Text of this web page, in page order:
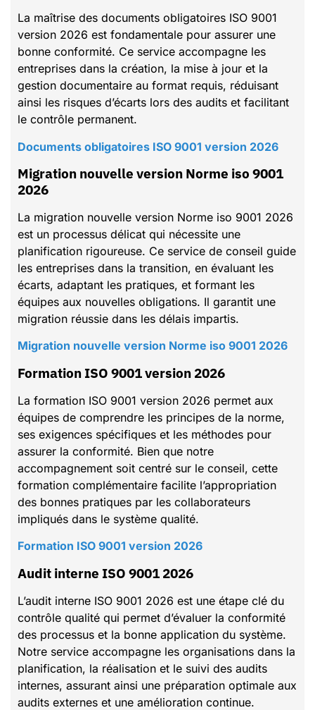
La maîtrise des documents obligatoires ISO 9001
version 2026 est fondamentale pour assurer une
bonne conformité. Ce service accompagne les
entreprises dans la création, la mise à jour et la
gestion documentaire au format requis, réduisant
ainsi les risques d’écarts lors des audits et facilitant
le contrôle permanent.
Documents obligatoires ISO 9001 version 2026
Migration nouvelle version Norme iso 9001
2026
La migration nouvelle version Norme iso 9001 2026
est un processus délicat qui nécessite une
planification rigoureuse. Ce service de conseil guide
les entreprises dans la transition, en évaluant les
écarts, adaptant les pratiques, et formant les
équipes aux nouvelles obligations. Il garantit une
migration réussie dans les délais impartis.
Migration nouvelle version Norme iso 9001 2026
Formation ISO 9001 version 2026
La formation ISO 9001 version 2026 permet aux
équipes de comprendre les principes de la norme,
ses exigences spécifiques et les méthodes pour
assurer la conformité. Bien que notre
accompagnement soit centré sur le conseil, cette
formation complémentaire facilite l’appropriation
des bonnes pratiques par les collaborateurs
impliqués dans le système qualité.
Formation ISO 9001 version 2026
Audit interne ISO 9001 2026
L’audit interne ISO 9001 2026 est une étape clé du
contrôle qualité qui permet d’évaluer la conformité
des processus et la bonne application du système.
Notre service accompagne les organisations dans la
planification, la réalisation et le suivi des audits
internes, assurant ainsi une préparation optimale aux
audits externes et une amélioration continue.